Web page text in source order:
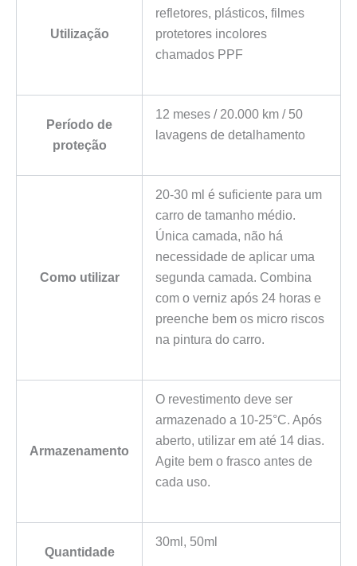
Utilização
refletores, plásticos, filmes
protetores incolores
chamados PPF
Período de
proteção
12 meses / 20.000 km / 50
lavagens de detalhamento
Como utilizar
20-30 ml é suficiente para um
carro de tamanho médio.
Única camada, não há
necessidade de aplicar uma
segunda camada. Combina
com o verniz após 24 horas e
preenche bem os micro riscos
na pintura do carro.
Armazenamento
O revestimento deve ser
armazenado a 10-25°C. Após
aberto, utilizar em até 14 dias.
Agite bem o frasco antes de
cada uso.
Quantidade
30ml, 50ml